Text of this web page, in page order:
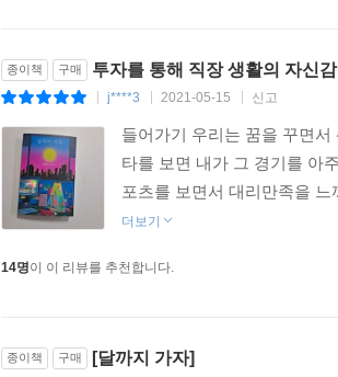
종이책 구매 투자를 통해 직장 생활의 자신
j****3 2021-05-15 신고
들어가기 우리는 꿈을 꾸면
타를 보면 내가 그 경기를 아
포츠를 보면서 대리만족을
더보기
14명이 이 리뷰를 추천합니다.
종이책 구매 [달까지 가자]